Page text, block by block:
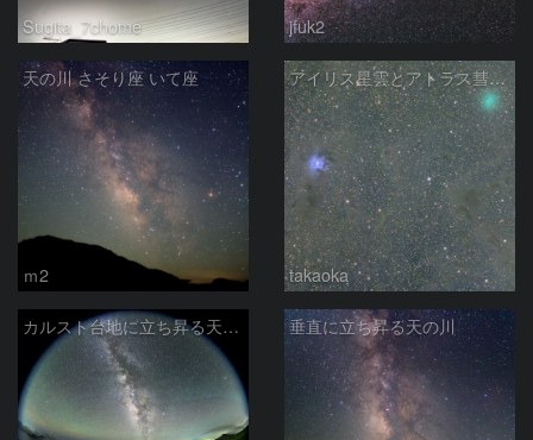
Sugita_7chome jfuk2
天の川 さそり座 いて座
ｍ2
アイリス星雲とアトラス彗星（C/２０２３ Ｅ１）
takaoka
カルスト台地に立ち昇る天の川 垂直に立ち昇る天の川